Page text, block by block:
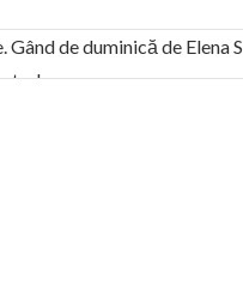
de duminică de Elena